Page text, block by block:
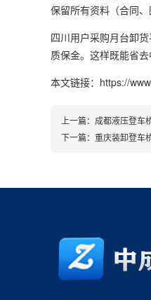
保留所有资料（合同
四川用户采购月台卸
质保金。这样既能省
本文链接：https://
上一篇： 成都液压登车
下一篇： 重庆装卸登车